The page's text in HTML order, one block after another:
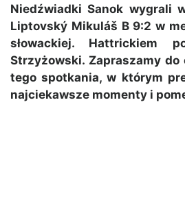
Niedźwiadki Sanok wygrali
Liptovský Mikuláš B 9:2 w
słowackiej. Hattrickiem
Strzyżowski. Zapraszamy
tego spotkania, w którym
najciekawsze momenty i